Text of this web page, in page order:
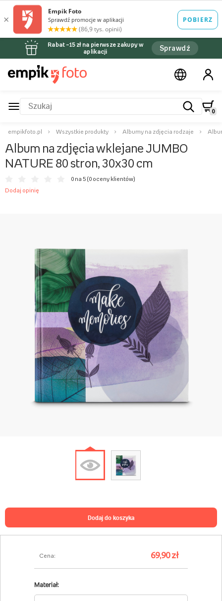
Rabat –15 zł na pierwsze zakupy w
aplikacji
Sprawdź
0
empikfoto.pl Wszystkie produkty Albumy na zdjęcia rodzaje
Album na zdjęcia wklejane JUMBO
NATURE 80 stron, 30x30 cm
0 na 5 (0 oceny klientów)
Dodaj opinię
Cena: 69,90 zł
Materiał:
dodaj do koszyka